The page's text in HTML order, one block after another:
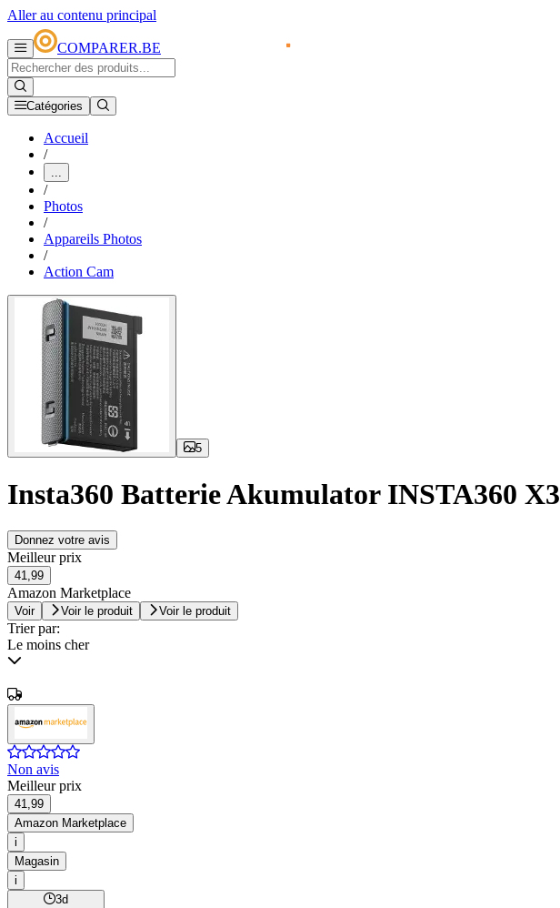
Aller au contenu principal
COMPARER.BE
Catégories
Accueil
/
...
/
Photos
/
Appareils Photos
/
Action Cam
5
Insta360 Batterie Akumulator INSTA360 X3
Donnez votre avis
Meilleur prix
41,99
Amazon Marketplace
Voir Voir le produit Voir le produit
Trier par:
Le moins cher
Non avis
Meilleur prix
41,99
Amazon Marketplace
i
Magasin
i
3d